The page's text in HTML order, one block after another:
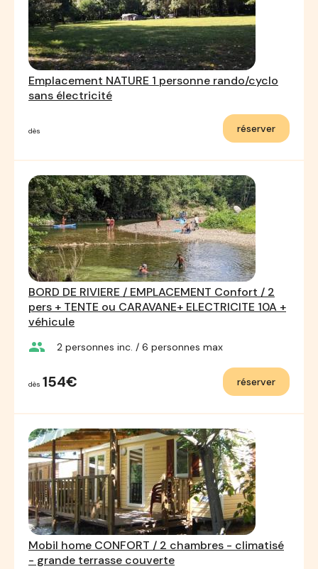
Emplacement NATURE 1 personne rando/cyclo
sans électricité
dès réserver
BORD DE RIVIERE / EMPLACEMENT Confort / 2
pers + TENTE ou CARAVANE+ ELECTRICITE 10A +
véhicule
group 2 personnes inc. / 6 personnes max
dès 154€ réserver
Mobil home CONFORT / 2 chambres - climatisé
- grande terrasse couverte